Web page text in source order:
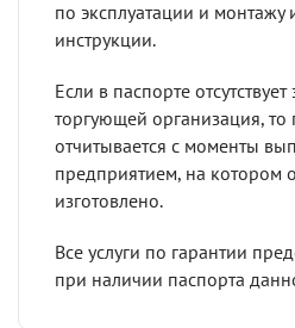
по эксплуатации и
инструкции.
Если в паспорте отсутствует
торгующей организация, то
отчитывается с моменты
предприятием, на котором
изготовлено.
Все услуги по гарантии
при наличии паспорта